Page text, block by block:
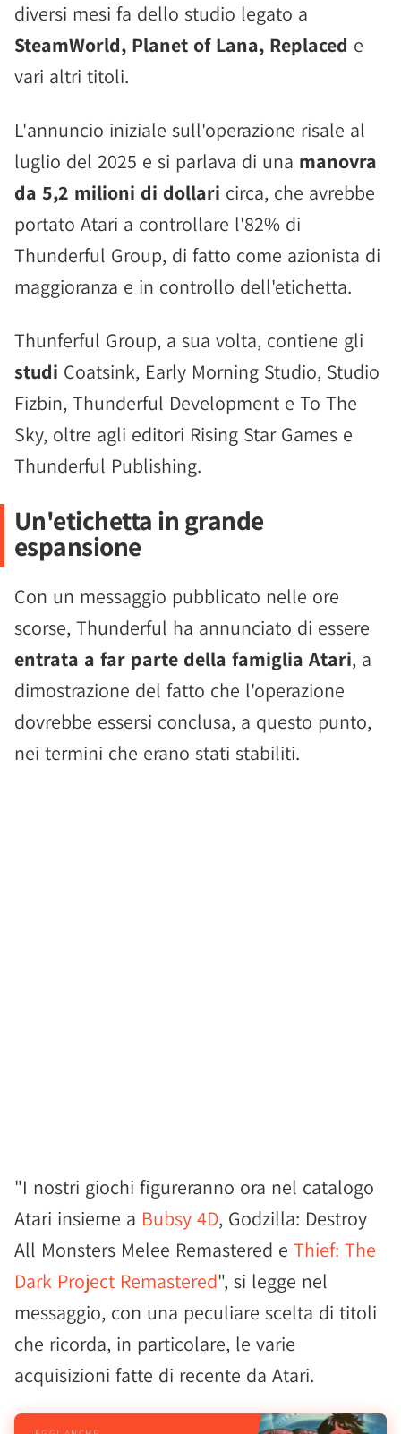
diversi mesi fa dello studio legato a
SteamWorld, Planet of Lana, Replaced e
vari altri titoli.
L'annuncio iniziale sull'operazione risale al
luglio del 2025 e si parlava di una manovra
da 5,2 milioni di dollari circa, che avrebbe
portato Atari a controllare l'82% di
Thunderful Group, di fatto come azionista di
maggioranza e in controllo dell'etichetta.
Thunferful Group, a sua volta, contiene gli
studi Coatsink, Early Morning Studio, Studio
Fizbin, Thunderful Development e To The
Sky, oltre agli editori Rising Star Games e
Thunderful Publishing.
Un'etichetta in grande
espansione
Con un messaggio pubblicato nelle ore
scorse, Thunderful ha annunciato di essere
entrata a far parte della famiglia Atari, a
dimostrazione del fatto che l'operazione
dovrebbe essersi conclusa, a questo punto,
nei termini che erano stati stabiliti.
"I nostri giochi figureranno ora nel catalogo
Atari insieme a Bubsy 4D, Godzilla: Destroy
All Monsters Melee Remastered e Thief: The
Dark Project Remastered", si legge nel
messaggio, con una peculiare scelta di titoli
che ricorda, in particolare, le varie
acquisizioni fatte di recente da Atari.